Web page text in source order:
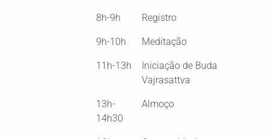
8h-9h Registro
9h-10h Meditação
11h-13h
Iniciação de Buda
Vajrasattva
13h-
14h30
Almoço